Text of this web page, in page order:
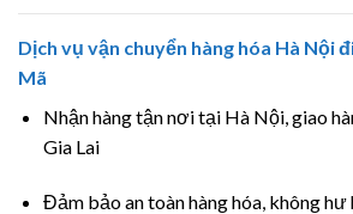
Dịch vụ vận chuyển hàng hóa Hà Nội
Mã
Nhận hàng tận nơi tại Hà Nội, giao
Gia Lai
Đảm bảo an toàn hàng hóa, không hư